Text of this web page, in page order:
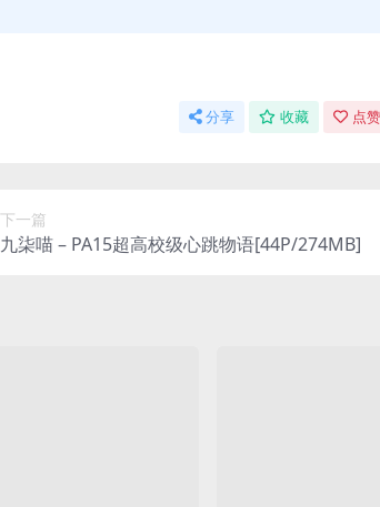
分享 收藏 点
下一篇
九柒喵 – PA15超高校级心跳物语[44P/274MB]